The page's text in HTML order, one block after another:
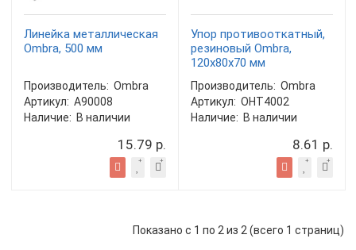
Линейка металлическая
Ombra, 500 мм
Производитель: Ombra
Артикул: A90008
Наличие: В наличии
15.79 р.
Упор противооткатный,
резиновый Ombra,
120х80х70 мм
Производитель: Ombra
Артикул: OHT4002
Наличие: В наличии
8.61 р.
Показано с 1 по 2 из 2 (всего 1 страниц)